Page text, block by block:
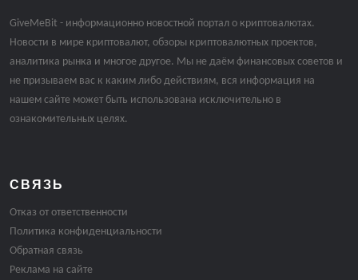
GiveMeBit - информационно новостной портал о криптовалютах.
Новости в мире криптовалют, обзоры криптовалютных проектов,
аналитика рынка и многое другое. Мы не даём финансовых советов и
не призываем вас к каким либо действиям, вся информация на
нашем сайте может быть использована исключительно в
ознакомительных целях.
СВЯЗЬ
Отказ от ответственности
Политика конфиденциальности
Обратная связь
Реклама на сайте